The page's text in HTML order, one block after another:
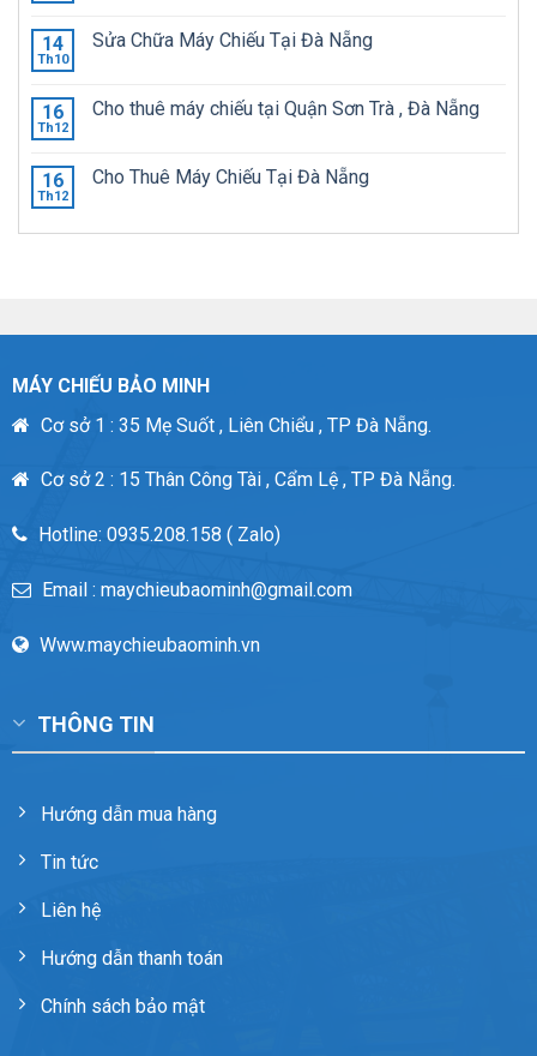
14
Th10
Sửa Chữa Máy Chiếu Tại Đà Nẵng
16
Th12
Cho thuê máy chiếu tại Quận Sơn Trà , Đà Nẵng
16
Th12
Cho Thuê Máy Chiếu Tại Đà Nẵng
MÁY CHIẾU BẢO MINH
Cơ sở 1 : 35 Mẹ Suốt , Liên Chiểu , TP Đà Nẵng.
Cơ sở 2 : 15 Thân Công Tài , Cẩm Lệ , TP Đà Nẵng.
Hotline: 0935.208.158 ( Zalo)
Email : maychieubaominh@gmail.com
Www.maychieubaominh.vn
THÔNG TIN
Hướng dẫn mua hàng
Tin tức
Liên hệ
Hướng dẫn thanh toán
Chính sách bảo mật